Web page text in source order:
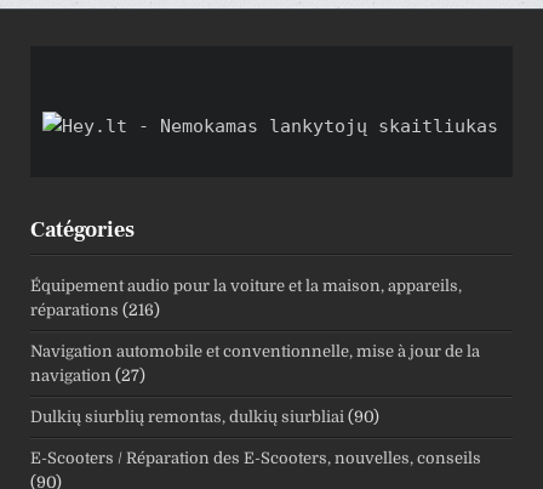
Catégories
Équipement audio pour la voiture et la maison, appareils,
réparations (216)
Navigation automobile et conventionnelle, mise à jour de la
navigation (27)
Dulkių siurblių remontas, dulkių siurbliai (90)
E-Scooters / Réparation des E-Scooters, nouvelles, conseils
(90)